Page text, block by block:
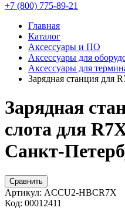
+7 (800) 775-89-21
Главная
Каталог
Аксессуары и ПО
Аксессуары для
Аксессуары для
Зарядная станция для
Зарядная
слота для
Санкт-
Сравнить
Артикул: ACCU2-HBCR7X
Код: 00012411